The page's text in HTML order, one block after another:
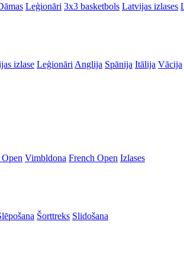
Leģionāri 3x3 basketbols Latvijas izlases
izlase Leģionāri Anglija Spānija Itālija Vācija
Vimbldona French Open Izlases
Šorttreks Slidošana